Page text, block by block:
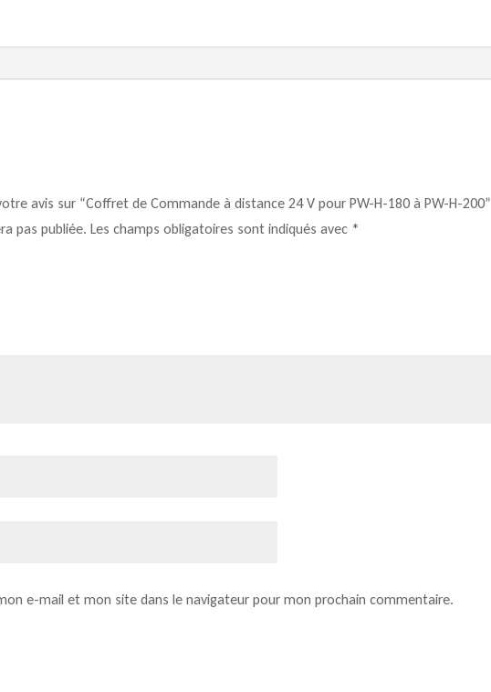
avis sur “Coffret de Commande à distance 24 V pour PW-H-180 à PW-H-200”
pas publiée. Les champs obligatoires sont indiqués avec *
e-mail et mon site dans le navigateur pour mon prochain commentaire.